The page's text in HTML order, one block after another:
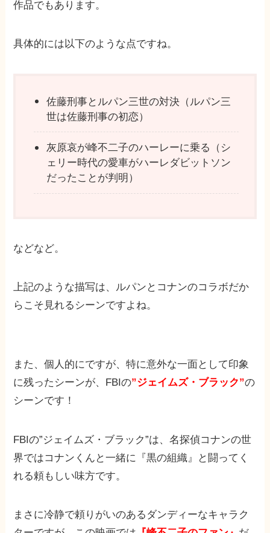
作品でもあります。
具体的には以下のような点ですね。
佐藤刑事とルパン三世の対決（ルパン三
世は佐藤刑事の初恋）
灰原哀が峰不二子のハーレーに乗る（シ
ェリー時代の愛車がハーレダビットソン
だったことが判明）
などなど。
上記のような描写は、ルパンとコナンのコラボだか
らこそ見れるシーンですよね。
また、個人的にですが、特に意外な一面として印象
に残ったシーンが、FBIの”ジェイムズ・ブラック”の
シーンです！
FBIの”ジェイムズ・ブラック”は、名探偵コナンの世
界ではコナンくんと一緒に『黒の組織』と闘ってく
れる頼もしい味方です。
まさに冷静で頼りがいのあるダンディーなキャラク